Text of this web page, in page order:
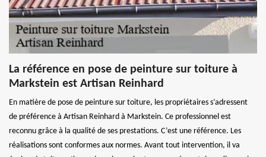
La référence en pose de peinture sur toiture à
Markstein est Artisan Reinhard
En matière de pose de peinture sur toiture, les propriétaires s’adressent
de préférence à Artisan Reinhard à Markstein. Ce professionnel est
reconnu grâce à la qualité de ses prestations. C’est une référence. Les
réalisations sont conformes aux normes. Avant tout intervention, il va